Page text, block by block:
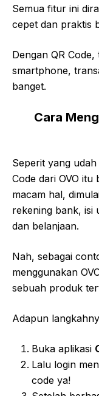
Semua fitur ini
cepet dan praktis
Dengan QR
smartphone,
banget.
Cara
Seperit yang
Code dari OVO
macam hal,
rekening bank, isi
dan belanjaan.
Nah, sebagai
menggunakan
sebuah produk
Adapun
Buka aplikasi
Lalu login
code ya!